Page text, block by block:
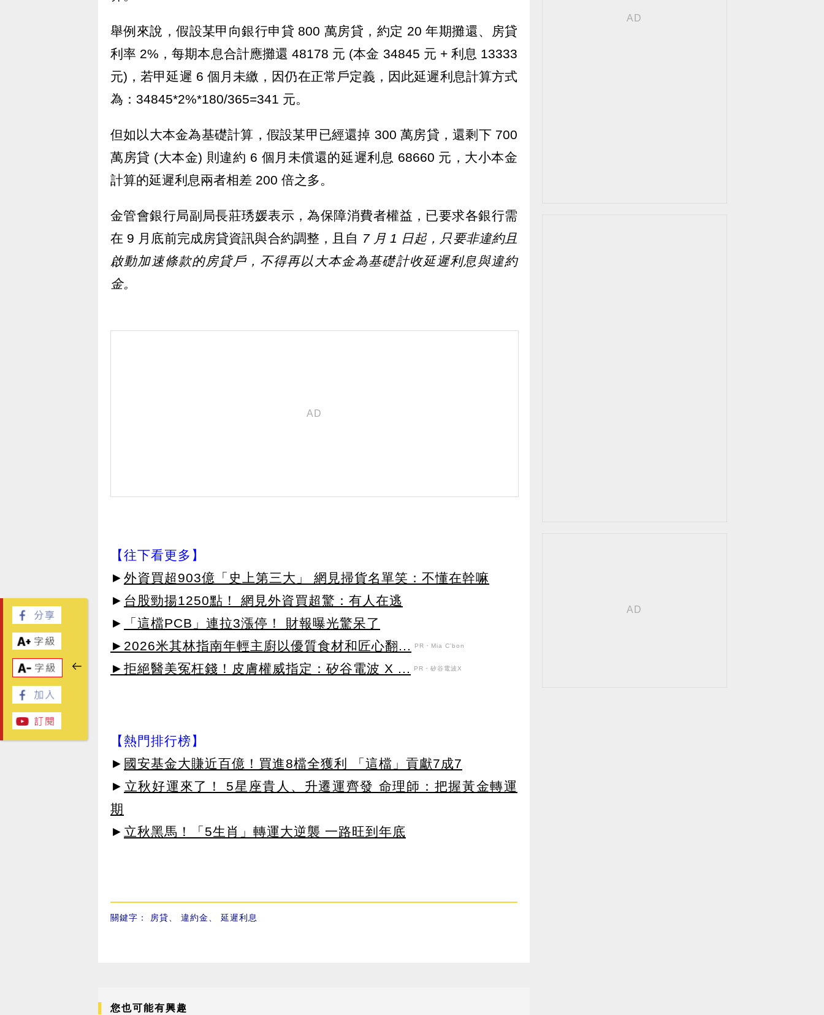
舉例來說，假設某甲向銀行申貸 800 萬房貸，約定 20 年期攤還、房貸
利率 2%，每期本息合計應攤還 48178 元 (本金 34845 元 + 利息 13333
元)，若甲延遲 6 個月未繳，因仍在正常戶定義，因此延遲利息計算方式
為：34845*2%*180/365=341 元。
但如以大本金為基礎計算，假設某甲已經還掉 300 萬房貸，還剩下 700
萬房貸 (大本金) 則違約 6 個月未償還的延遲利息 68660 元，大小本金
計算的延遲利息兩者相差 200 倍之多。
金管會銀行局副局長莊琇媛表示，為保障消費者權益，已要求各銀行需
在 9 月底前完成房貸資訊與合約調整，且自 7 月 1 日起，只要非違約且
啟動加速條款的房貸戶，不得再以大本金為基礎計收延遲利息與違約
金。
【往下看更多】
► 外資買超903億「史上第三大」 網見掃貨名單笑：不懂在幹嘛
► 台股勁揚1250點！ 網見外資買超驚：有人在逃
►
「這檔PCB」連拉3漲停！ 財報曝光驚呆了
►2026米其林指南年輕主廚以優質食材和匠心翻...
PR・Mia C'bon
►拒絕醫美冤枉錢！皮膚權威指定：矽谷電波 X ... PR・矽谷電波X
【熱門排行榜】
► 國安基金大賺近百億！買進8檔全獲利 「這檔」貢獻7成7
► 立秋好運來了！ 5星座貴人、升遷運齊發 命理師：把握黃金轉運
期
► 立秋黑馬！「5生肖」轉運大逆襲 一路旺到年底
關鍵字： 房貸 違約金 延遲利息
您也可能有興趣